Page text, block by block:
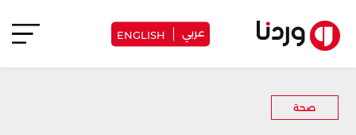
عربي ENGLISH
صحة